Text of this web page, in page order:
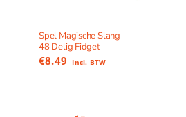
Spel Magische Slang
48 Delig Fidget
€8.49 Incl. BTW